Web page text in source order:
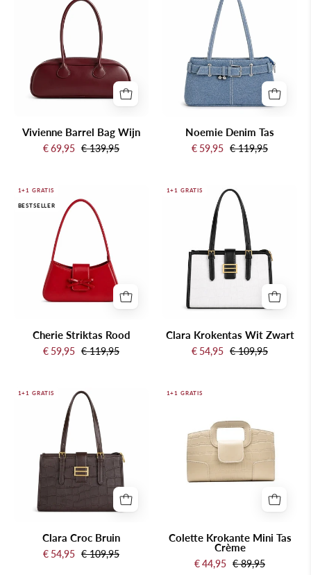
Barrel
Bag
Wijn
Vivienne Barrel Bag Wijn
€ 69,95 € 139,95
Denim
Tas
Noemie Denim Tas
€ 59,95 € 119,95
Striktas
Rood
1+1 GRATIS
BESTSELLER
Cherie Striktas Rood
€ 59,95 € 119,95
Clara
Krokentas
Wit
Zwart
1+1 GRATIS
Clara Krokentas Wit Zwart
€ 54,95 € 109,95
Clara
Croc
Bruin
1+1 GRATIS
Clara Croc Bruin
€ 54,95 € 109,95
Mini
Tas
Crème
1+1 GRATIS
Colette Krokante Mini Tas
Crème
€ 44,95 € 89,95